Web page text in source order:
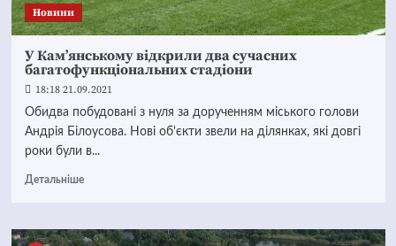
Новини
У Кам’янському відкрили два сучасних
багатофункціональних стадіони
18:18 21.09.2021
Обидва побудовані з нуля за дорученням міського голови
Андрія Білоусова. Нові об'єкти звели на ділянках, які довгі
роки були в...
Детальніше